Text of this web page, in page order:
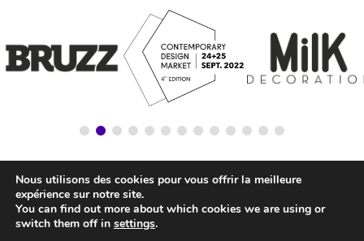
Nous utilisons des cookies pour vous offrir la meilleure
expérience sur notre site.
You can find out more about which cookies we are using or
switch them off in settings.